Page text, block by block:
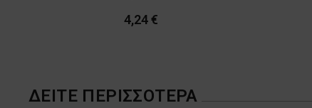
ΔΕΊΤΕ ΠΕΡΙΣΣΌΤΕΡΑ